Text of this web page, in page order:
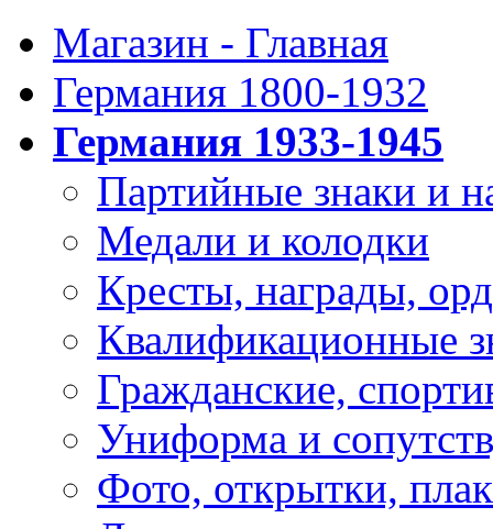
Магазин - Главная
Германия 1800-1932
Германия 1933-1945
Партийные знаки и
Медали и колодки
Кресты, награды,
Квалификационные
Гражданские,
Униформа и
Фото, открытки,